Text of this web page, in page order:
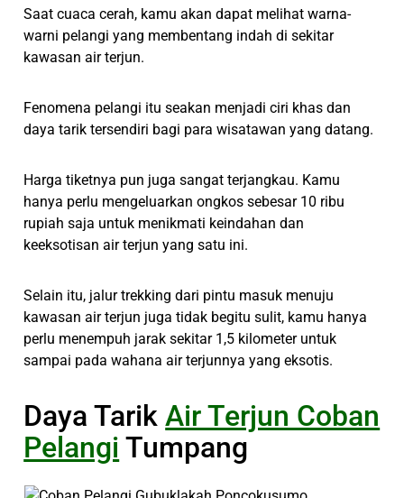
Saat cuaca cerah, kamu akan dapat melihat warna-
warni pelangi yang membentang indah di sekitar
kawasan air terjun.
Fenomena pelangi itu seakan menjadi ciri khas dan
daya tarik tersendiri bagi para wisatawan yang datang.
Harga tiketnya pun juga sangat terjangkau. Kamu
hanya perlu mengeluarkan ongkos sebesar 10 ribu
rupiah saja untuk menikmati keindahan dan
keeksotisan air terjun yang satu ini.
Selain itu, jalur trekking dari pintu masuk menuju
kawasan air terjun juga tidak begitu sulit, kamu hanya
perlu menempuh jarak sekitar 1,5 kilometer untuk
sampai pada wahana air terjunnya yang eksotis.
Daya TarikAir Terjun Coban
Pelangi Tumpang